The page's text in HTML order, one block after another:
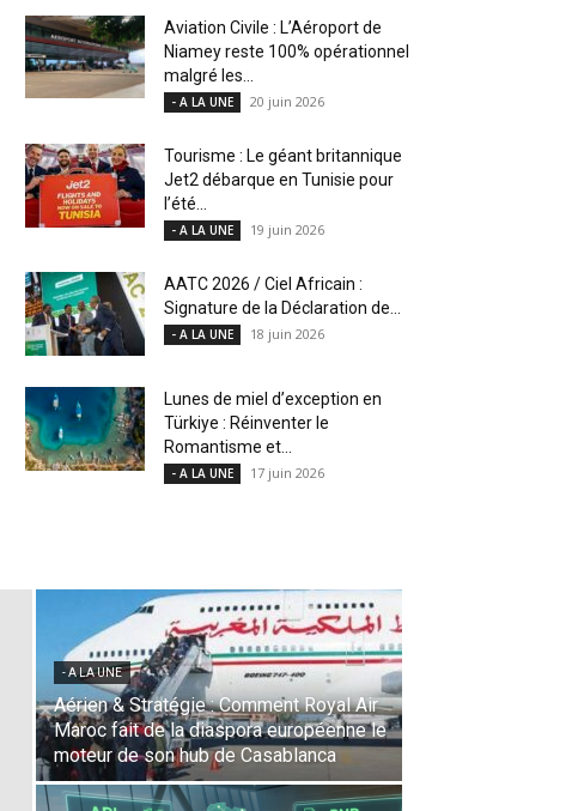
Aviation Civile : L’Aéroport de
Niamey reste 100% opérationnel
malgré les...
- A LA UNE 20 juin 2026
Tourisme : Le géant britannique
Jet2 débarque en Tunisie pour
l’été...
- A LA UNE 19 juin 2026
AATC 2026 / Ciel Africain :
Signature de la Déclaration de...
- A LA UNE 18 juin 2026
Lunes de miel d’exception en
Türkiye : Réinventer le
Romantisme et...
- A LA UNE 17 juin 2026
- A LA UNE
Une Révolution Stratégique à l’IATA :
Saadia Zahidi nommée Directrice
Générale